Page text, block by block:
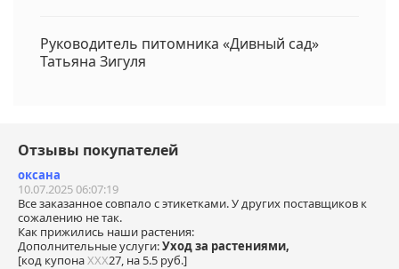
Руководитель питомника «Дивный сад»
Татьяна Зигуля
Отзывы покупателей
оксана
10.07.2025 06:07:19
Все заказанное совпало с этикетками. У других поставщиков к
сожалению не так.
Как прижились наши растения:
Дополнительные услуги:Уход за растениями,
[код купонаХХХ27, на 5.5 руб.]